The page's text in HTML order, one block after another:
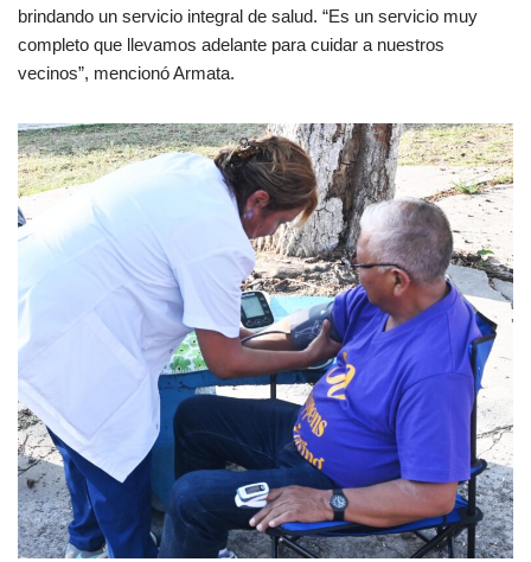
brindando un servicio integral de salud. “Es un servicio muy
completo que llevamos adelante para cuidar a nuestros
vecinos”, mencionó Armata.